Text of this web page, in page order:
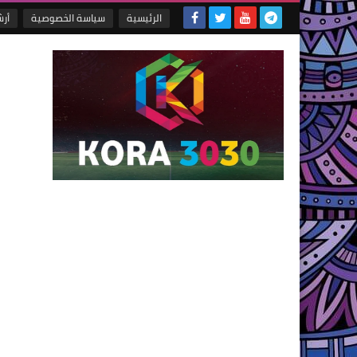
الرئيسية سياسة الخصوصية